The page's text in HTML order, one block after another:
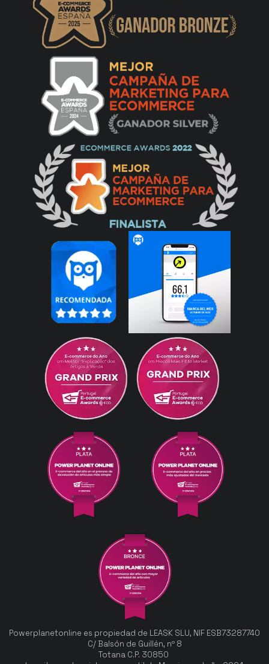
Powerplanetonline es propiedad de LEASK SLU, NIF ESB73287740
C/ Balsón de Guillén, nº 8
Totana C.P. 30850